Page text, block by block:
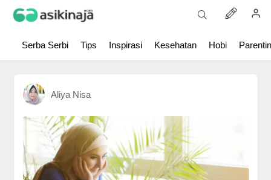
Serba Serbi Tips Inspirasi Kesehatan Hobi
Aliya Nisa